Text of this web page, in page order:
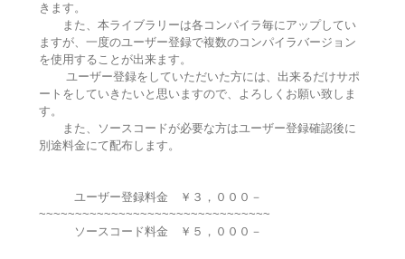
きます。
また、本ライブラリーは各コンパイラ毎にアップしてい
ますが、一度のユーザー登録で複数のコンパイラバージョン
を使用することが出来ます。
ユーザー登録をしていただいた方には、出来るだけサポ
ートをしていきたいと思いますので、よろしくお願い致しま
す。
また、ソースコードが必要な方はユーザー登録確認後に
別途料金にて配布します。
ユーザー登録料金 ￥３，０００－
~~~~~~~~~~~~~~~~~~~~~~~~~~~~~~~~
ソースコード料金 ￥５，０００－